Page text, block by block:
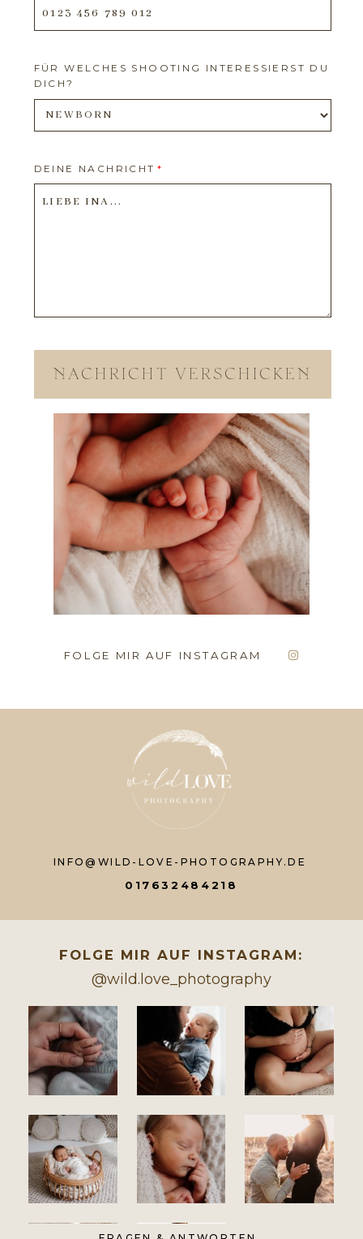
FÜR WELCHES SHOOTING INTERESSIERST DU
DICH?
DEINE NACHRICHT
FOLGE MIR AUF INSTAGRAM
FOLGE MIR AUF INSTAGRAM:
017632484218
@wild.love_photography
INFO@WILD-LOVE-PHOTOGRAPHY.DE